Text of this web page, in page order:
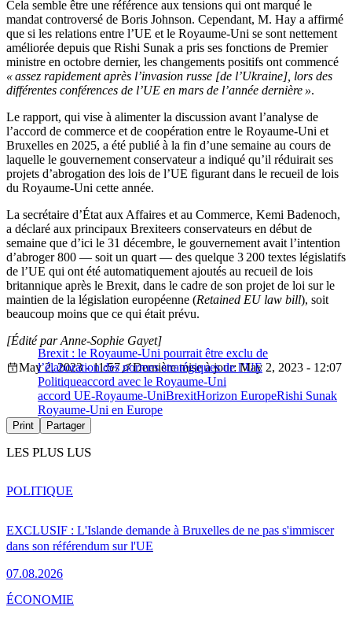
Cela semble être une référence aux tensions qui ont marqué le
mandat controversé de Boris Johnson. Cependant, M. Hay a affirmé
que si les relations entre l’UE et le Royaume-Uni se sont nettement
améliorée depuis que Rishi Sunak a pris ses fonctions de Premier
ministre en octobre dernier, les changements positifs ont commencé
« assez rapidement après l’invasion russe [de l’Ukraine], lors des
différentes conférences de l’UE en mars de l’année dernière ».
Le rapport, qui vise à alimenter la discussion avant l’analyse de
l’accord de commerce et de coopération entre le Royaume-Uni et
Bruxelles en 2025, a été publié à la fin d’une semaine au cours de
laquelle le gouvernement conservateur a indiqué qu’il réduirait ses
projets d’abrogation des lois de l’UE figurant dans le recueil de lois
du Royaume-Uni cette année.
La secrétaire d’État aux Affaires et au Commerce, Kemi Badenoch,
a déclaré aux principaux Brexiteers conservateurs en début de
semaine que d’ici le 31 décembre, le gouvernement avait l’intention
d’abroger 800 — soit un quart — des quelque 3 200 textes législatifs
de l’UE qui ont été automatiquement ajoutés au recueil de lois
britannique après le Brexit, dans le cadre de son projet de loi sur le
maintien de la législation européenne (Retained EU law bill), soit
beaucoup moins que ce qui était prévu.
Brexit : le Royaume-Uni pourrait être exclu de
l’élaboration des normes stratégiques de l’UE
[Édité par Anne-Sophie Gayet]
May 2, 2023 - 11:57
Dernière mise à jour: May 2, 2023 - 12:07
Politiqueaccord avec le Royaume-Uni
accord UE-Royaume-UniBrexitHorizon EuropeRishi Sunak
Royaume-Uni en Europe
Print Partager
LES PLUS LUS
EXCLUSIF : L'Islande demande à Bruxelles de ne pas s'immiscer
dans son référendum sur l'UE
07.08.2026
POLITIQUE
ÉCONOMIE